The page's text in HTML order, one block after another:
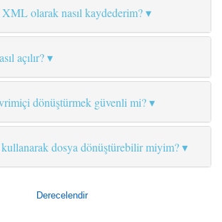
XML olarak nasıl kaydederim?
açılır?
dönüştürmek güvenli mi?
kullanarak dosya dönüştürebilir miyim?
Derecelendir